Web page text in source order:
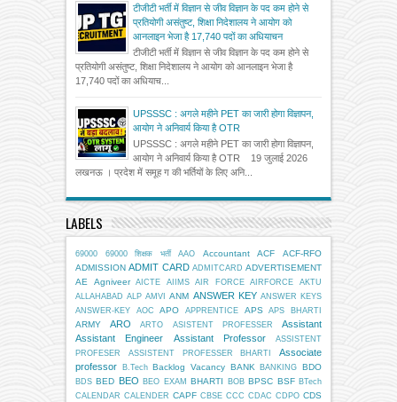
टीजीटी भर्ती में विज्ञान से जीव विज्ञान के पद कम होने से
प्रतियोगी असंतुष्ट, शिक्षा निदेशालय ने आयोग को
आनलाइन भेजा है 17,740 पदों का अधियाचन
टीजीटी भर्ती में विज्ञान से जीव विज्ञान के पद कम होने से
प्रतियोगी असंतुष्ट, शिक्षा निदेशालय ने आयोग को आनलाइन भेजा है
17,740 पदों का अधियाच...
UPSSSC : अगले महीने PET का जारी होगा विज्ञापन,
आयोग ने अनिवार्य किया है OTR
UPSSSC : अगले महीने PET का जारी होगा विज्ञापन,
आयोग ने अनिवार्य किया है OTR 19 जुलाई 2026
लखनऊ । प्रदेश में समूह ग की भर्तियों के लिए अनि...
LABELS
69000 69000 शिक्षक भर्ती AAO Accountant ACF
ACF-RFO
ADMISSION ADMIT CARD ADMITCARD ADVERTISEMENT
AE
Agniveer AICTE AIIMS AIR FORCE AIRFORCE
AKTU
ALLAHABAD ALP AMVI ANM ANSWER KEY ANSWER KEYS
ANSWER-KEY
AOC APO APPRENTICE APS APS BHARTI
ARMY ARO ARTO ASISTENT PROFESSER
Assistant
Assistant Engineer
Assistant Professor
ASSISTENT
PROFESER
ASSISTENT PROFESSER BHARTI
Associate
professor
B.Tech Backlog Vacancy BANK BANKING BDO
BDS BED BEO BEO EXAM BHARTI BOB BPSC BSF BTech
CALENDAR CALENDER CAPF CBSE CCC CDAC CDPO CDS